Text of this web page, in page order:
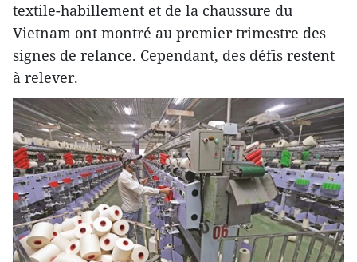
textile-habillement et de la chaussure du
Vietnam ont montré au premier trimestre des
signes de relance. Cependant, des défis restent
à relever.